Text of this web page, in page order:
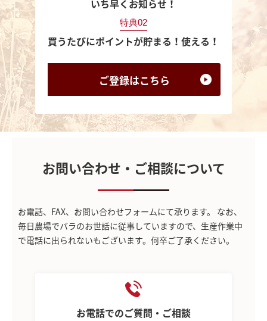
いち早くお知らせ！
特典02
買うたびにポイントが貯まる！使える！
ご登録はこちら
お問い合わせ・ご相談について
お電話、FAX、お問い合わせフォームにて承ります。
なお、
毎日農場でバラのお世話に従事していますので、生産作業中
で電話に出られないもございます。何卒ご了承ください。
お電話でのご質問・ご相談